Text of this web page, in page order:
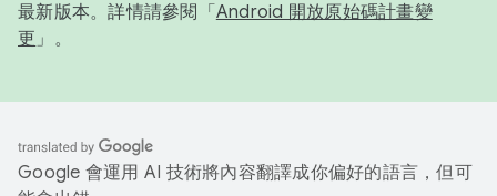
最新版本。詳情請參閱「 Android 開放原始碼計畫變
更 」。
Google 會運用 AI 技術將內容翻譯成你偏好的語言，但可